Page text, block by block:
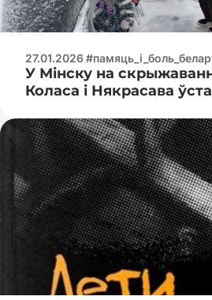
27.01.2026
У Мінску на
Коласа і Някрасава
Вялікай Айчыннай